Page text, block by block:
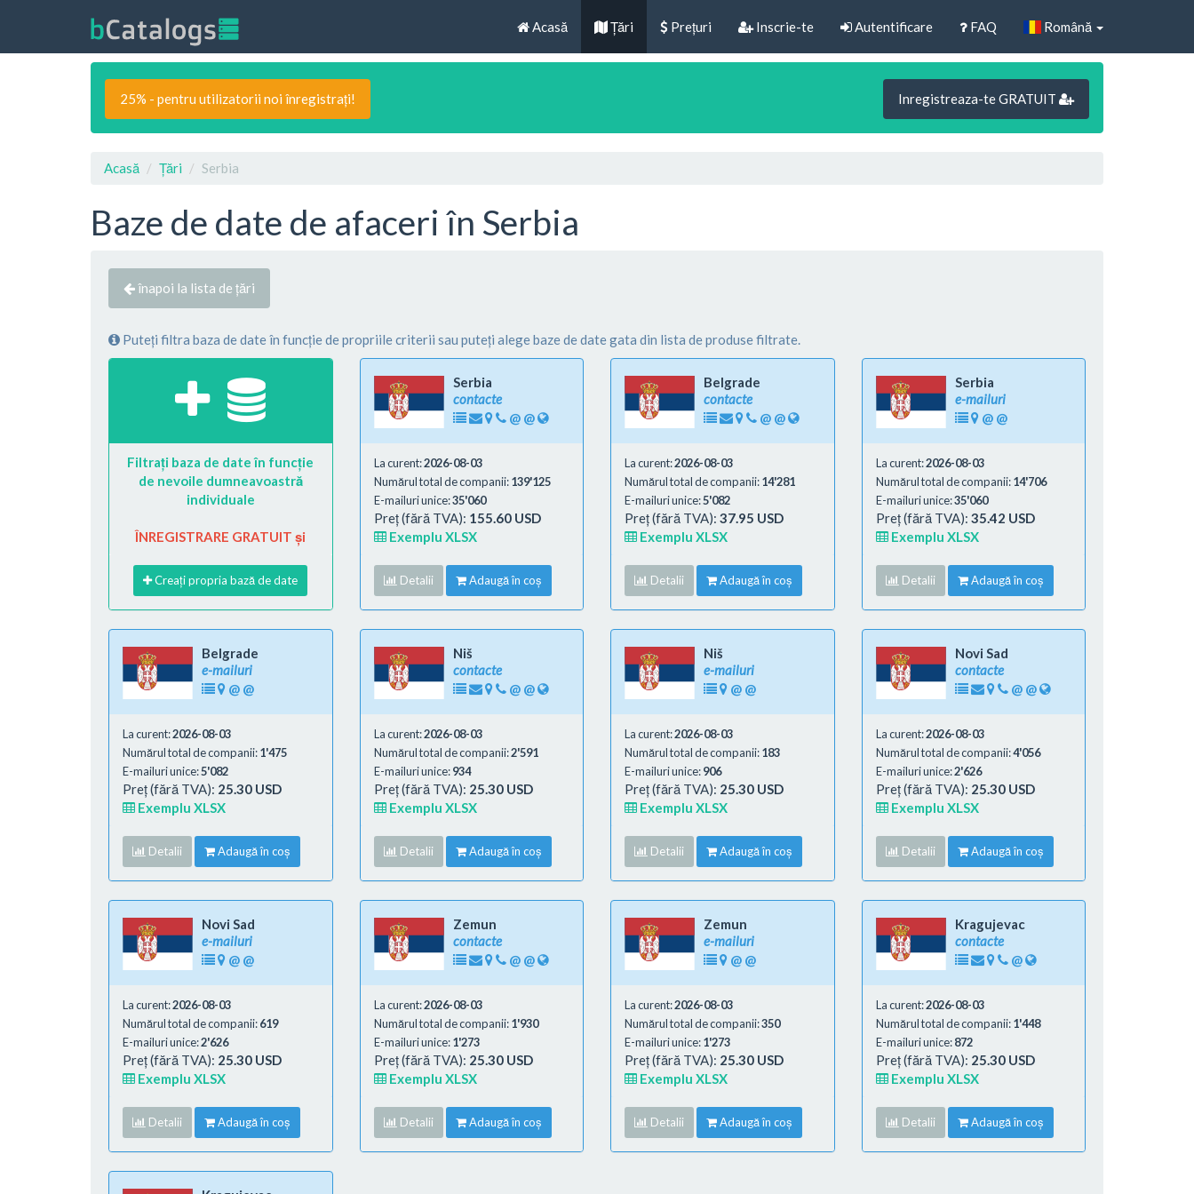
Acasă Țări Prețuri Inscrie-te Autentificare FAQ Română
25% - pentru utilizatorii noi înregistrați! Inregistreaza-te GRATUIT
Acasă Țări Serbia
Baze de date de afaceri în Serbia
înapoi la lista de țări
Puteți filtra baza de date în funcție de propriile criterii sau puteți alege baze de date gata din lista de produse filtrate.
Filtrați baza de date în funcție
de nevoile dumneavoastră
individuale
ÎNREGISTRARE GRATUIT și
Creați propria bază de date
Serbia
contacte
@ @
La curent:2026-08-03
Numărul total de companii:139'125
E-mailuri unice:35'060
Preț (fără TVA): 155.60 USD
Exemplu XLSX
Detalii Adaugă în coș
Belgrade
contacte
@ @
La curent:2026-08-03
Numărul total de companii:14'281
E-mailuri unice:5'082
Preț (fără TVA): 37.95 USD
Exemplu XLSX
Detalii Adaugă în coș
Serbia
e-mailuri
@ @
La curent:2026-08-03
Numărul total de companii:14'706
E-mailuri unice:35'060
Preț (fără TVA): 35.42 USD
Exemplu XLSX
Detalii Adaugă în coș
Belgrade
e-mailuri
@ @
La curent:2026-08-03
Numărul total de companii:1'475
E-mailuri unice:5'082
Preț (fără TVA): 25.30 USD
Exemplu XLSX
Detalii Adaugă în coș
Niš
contacte
@ @
La curent:2026-08-03
Numărul total de companii:2'591
E-mailuri unice:934
Preț (fără TVA): 25.30 USD
Exemplu XLSX
Detalii Adaugă în coș
Niš
e-mailuri
@ @
La curent:2026-08-03
Numărul total de companii:183
E-mailuri unice:906
Preț (fără TVA): 25.30 USD
Exemplu XLSX
Detalii Adaugă în coș
Novi Sad
contacte
@ @
La curent:2026-08-03
Numărul total de companii:4'056
E-mailuri unice:2'626
Preț (fără TVA): 25.30 USD
Exemplu XLSX
Detalii Adaugă în coș
Novi Sad
e-mailuri
@ @
La curent:2026-08-03
Numărul total de companii:619
E-mailuri unice:2'626
Preț (fără TVA): 25.30 USD
Exemplu XLSX
Detalii Adaugă în coș
Zemun
contacte
@ @
La curent:2026-08-03
Numărul total de companii:1'930
E-mailuri unice:1'273
Preț (fără TVA): 25.30 USD
Exemplu XLSX
Detalii Adaugă în coș
Zemun
e-mailuri
@ @
La curent:2026-08-03
Numărul total de companii:350
E-mailuri unice:1'273
Preț (fără TVA): 25.30 USD
Exemplu XLSX
Detalii Adaugă în coș
Kragujevac
contacte
@
La curent:2026-08-03
Numărul total de companii:1'448
E-mailuri unice:872
Preț (fără TVA): 25.30 USD
Exemplu XLSX
Detalii Adaugă în coș